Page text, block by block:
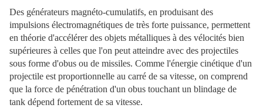
Des générateurs magnéto-cumulatifs, en produisant des
impulsions électromagnétiques de très forte puissance, permettent
en théorie d'accélérer des objets métalliques à des vélocités bien
supérieures à celles que l'on peut atteindre avec des projectiles
sous forme d'obus ou de missiles. Comme l'énergie cinétique d'un
projectile est proportionnelle au carré de sa vitesse, on comprend
que la force de pénétration d'un obus touchant un blindage de
tank dépend fortement de sa vitesse.